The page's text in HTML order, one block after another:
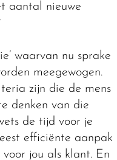
aantal nieuwe
waarvan nu sprake
meegewogen.
zijn die de mens
denken van die
de tijd voor je
efficiënte aanpak
jou als klant. En